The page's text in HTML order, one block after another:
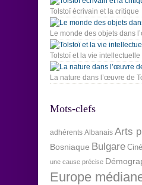
Tolstoï écrivain et la critique
Le monde des objets dans
Tolstoï et la vie
La nature dans l’œuvre de
Mots-clefs
adhérents Albanais Arts
Bosniaque Bulgare
une cause précise
Europe